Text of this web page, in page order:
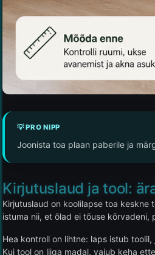
💡 PRO NIPP
Joonista toa plaan paberile ja
Kirjutuslaud ja tool:
Kirjutuslaud on koolilapse toa
istuma nii, et õlad ei tõuse
Hea kontroll on lihtne: laps istub
Kui tool on liiga madal, vajub keha